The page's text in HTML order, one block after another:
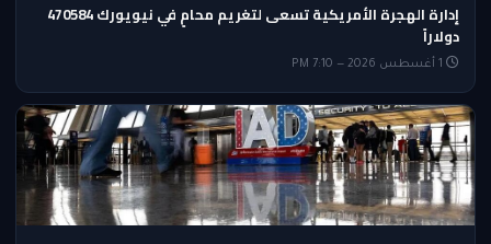
إدارة الهجرة الأمريكية تسعى لتغريم محامٍ في نيويورك 470584
دولاراً